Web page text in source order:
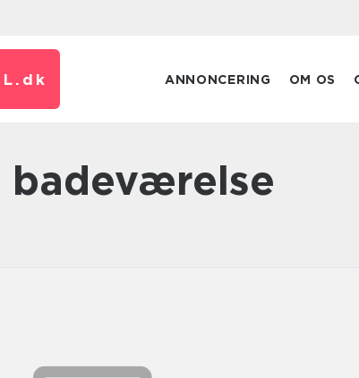
dk ANNONCERING OM OS
badeværelse